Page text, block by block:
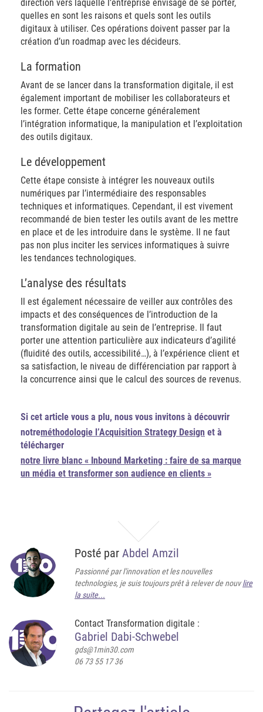
direction vers laquelle l’entreprise envisage de se porter,
quelles en sont les raisons et quels sont les outils
digitaux à utiliser. Ces opérations doivent passer par la
création d’un roadmap avec les décideurs.
La formation
Avant de se lancer dans la transformation digitale, il est
également important de mobiliser les collaborateurs et
les former. Cette étape concerne généralement
l’intégration informatique, la manipulation et l’exploitation
des outils digitaux.
Le développement
Cette étape consiste à intégrer les nouveaux outils
numériques par l’intermédiaire des responsables
techniques et informatiques. Cependant, il est vivement
recommandé de bien tester les outils avant de les mettre
en place et de les introduire dans le système. Il ne faut
pas non plus inciter les services informatiques à suivre
les tendances technologiques.
L’analyse des résultats
Il est également nécessaire de veiller aux contrôles des
impacts et des conséquences de l’introduction de la
transformation digitale au sein de l’entreprise. Il faut
porter une attention particulière aux indicateurs d’agilité
(fluidité des outils, accessibilité…), à l’expérience client et
sa satisfaction, le niveau de différenciation par rapport à
la concurrence ainsi que le calcul des sources de revenus.
Si cet article vous a plu, nous vous invitons à découvrir
notreméthodologie l’Acquisition Strategy Design et à
télécharger
notre livre blanc « Inbound Marketing : faire de sa marque
un média et transformer son audience en clients »
Posté par Abdel Amzil
Passionné par l'innovation et les nouvelles
technologies, je suis toujours prêt à relever de nouvlire
la suite...
Contact Transformation digitale :
Gabriel Dabi-Schwebel
gds@1min30.com
06 73 55 17 36